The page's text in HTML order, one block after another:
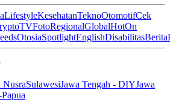
LifestyleKesehatanTeknoOtomotifCek
TVFotoRegionalGlobalHotOn
OtosiaSpotlightEnglishDisabilitasBerita
NusraSulawesiJawa Tengah - DIYJawa